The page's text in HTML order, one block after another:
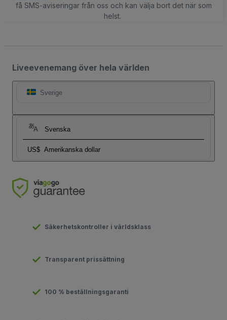
få SMS-aviseringar från oss och kan välja bort det när som
helst.
Liveevenemang över hela världen
Sverige
Svenska
US$ Amerikanska dollar
Säkerhetskontroller i världsklass
Transparent prissättning
100 % beställningsgaranti